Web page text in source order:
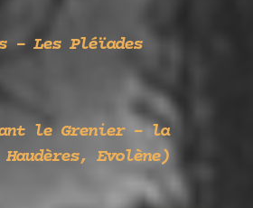
– Les Pléïades
le Grenier – la
Evolène)